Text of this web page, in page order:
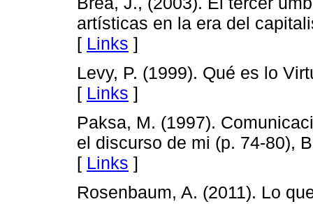
artísticas en la era del
[ Links ]
Levy, P. (1999). Qué es lo
[ Links ]
Paksa, M. (1997).
el discurso de mi (p. 74-80),
[ Links ]
Rosenbaum, A. (2011). Lo